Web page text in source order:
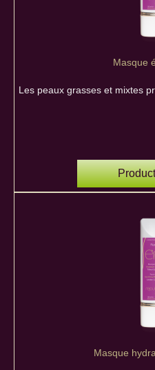
Masque
Les peaux grasses et mixtes
Masque